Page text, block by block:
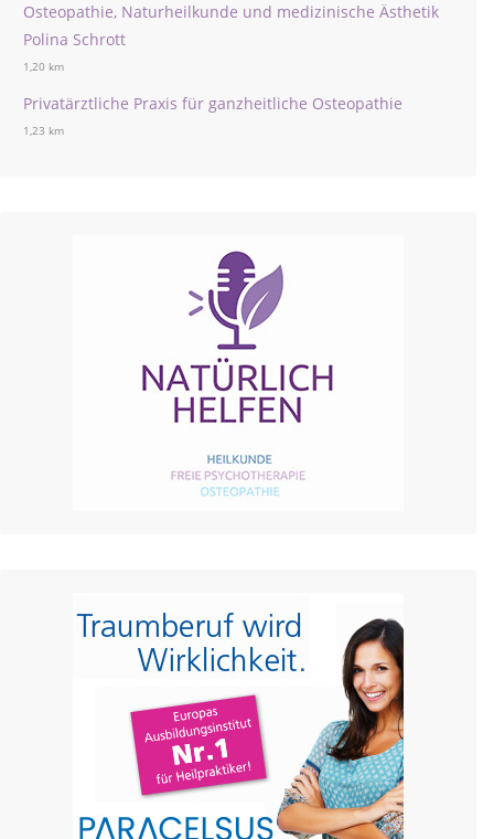
Osteopathie, Naturheilkunde und medizinische Ästhetik
Polina Schrott
1,20 km
Privatärztliche Praxis für ganzheitliche Osteopathie
1,23 km